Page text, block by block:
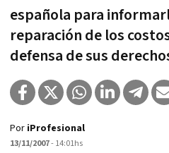
española para
reparación de los
defensa de sus
Por iProfesional
13/11/2007- 14:01hs